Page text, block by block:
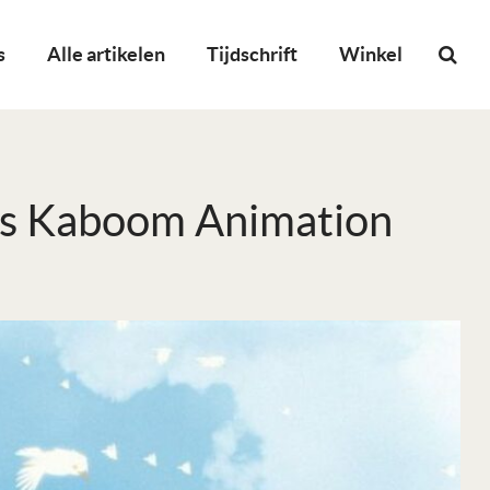
Alle artikelen Tijdschrift Winkel
Kaboom Animation